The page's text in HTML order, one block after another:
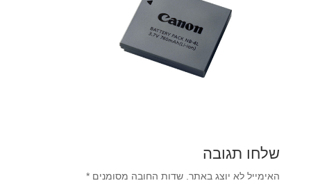
שלחו תגובה
האימייל לא יוצג באתר. שדות החובה מסומנים *